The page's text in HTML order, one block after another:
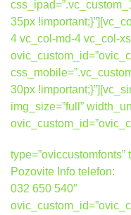
35px
4 vc_col-md-4 vc_col-
30px
img_size=”full”
Pozovite Info telefon:
032 650 540″